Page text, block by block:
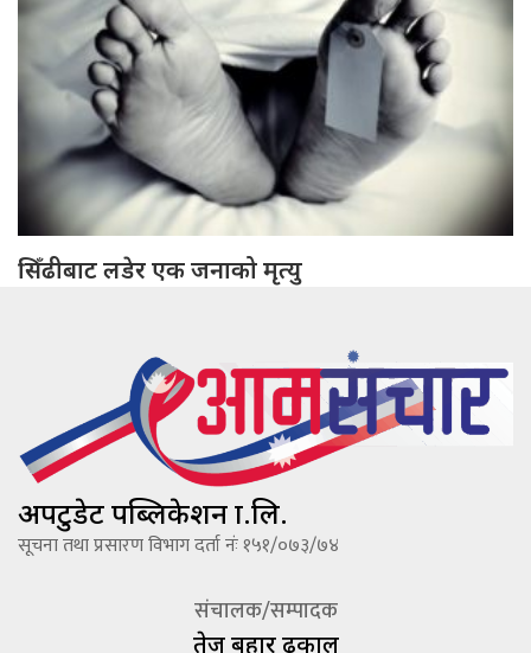
सिँढीबाट लडेर एक जनाको मृत्यु
अपटुडेट पब्लिकेशन प्रा.लि.
सूचना तथा प्रसारण विभाग दर्ता नंः १५१/०७३/७४
संचालक/सम्पादक
तेज बहादूर ढकाल